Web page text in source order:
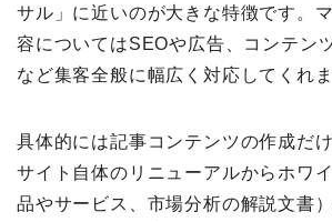
サル」に近いのが大きな特徴です。
容についてはSEOや広告、コンテン
など集客全般に幅広く対応してくれま
具体的には記事コンテンツの作成だ
サイト自体のリニューアルからホワ
品やサービス、市場分析の解説文書